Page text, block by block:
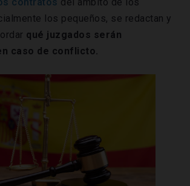
los pequeños, se redactan y
qué juzgados serán
caso de conflicto.